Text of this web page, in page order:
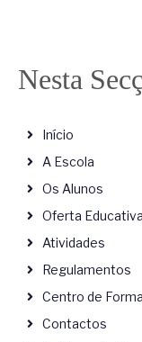
Nesta
Início
A Escola
Os Alunos
Oferta Educativa
Atividades
Regulamentos
Centro de
Contactos